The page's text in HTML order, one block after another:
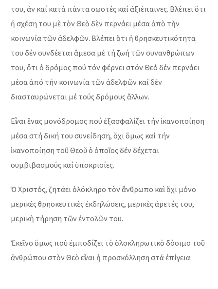
του, ἀν καί κατά πάντα σωστές καί ἀξιέπαινες. Βλέπει ὅτι
ἡ σχέση του μὲ τὸν Θεὸ δὲν περνάει μέσα ἀπὸ τὴν
κοινωνία τῶν ἀδελφῶν. Βλέπει ὅτι ἡ θρησκευτικότητα
του δέν συνδέεται ἄμεσα μέ τή ζωή τῶν συνανθρώπων
του, ὅτι ὁ δρόμος πού τόν φέρνει στόν Θεό δέν περνάει
μέσα ἀπό τήν κοινωνία τῶν ἀδελφῶν καί δέν
διασταυρώνεται μέ τούς δρόμους ἄλλων.
Εἶναι ἕνας μονόδρομος πού ἐξασφαλίζει τήν ἱκανοποίηση
μέσα στή δική του συνείδηση, ὄχι ὅμως καί τήν
ἱκανοποίηση τοῦ Θεοῦ ὁ ὁποῖος δέν δέχεται
συμβιβασμούς καί ὑποκρισίες.
Ὁ Χριστός, ζητάει ὁλόκληρο τὸν ἄνθρωπο καὶ ὄχι μόνο
μερικὲς θρησκευτικὲς ἐκδηλώσεις, μερικὲς ἀρετές του,
μερικὴ τήρηση τῶν ἐντολῶν του.
Ἐκεῖνο ὅμως ποὺ ἐμποδίζει τὸ ὁλοκληρωτικὸ δόσιμο τοῦ
ἀνθρώπου στὸν Θεὸ εἶναι ἡ προσκόλληση στά ἐπίγεια.